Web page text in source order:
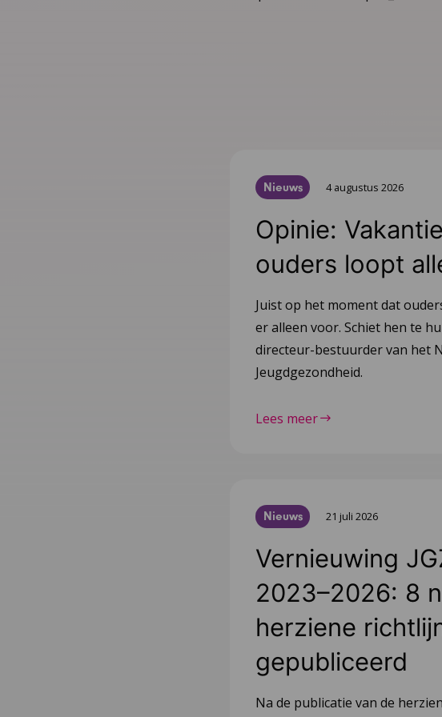
Nieuws 4 augustus 2026
Opinie:
ouders loopt
Juist op het moment dat
er alleen voor. Schiet hen te
directeur-bestuurder van het
Jeugdgezondheid.
Lees meer
Nieuws 21 juli 2026
Vernieuwing
2023–2026: 8
herziene
gepubliceerd
Na de publicatie van de